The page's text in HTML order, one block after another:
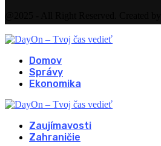
Domov
Správy
Ekonomika
Zaujímavosti
Zahraničie